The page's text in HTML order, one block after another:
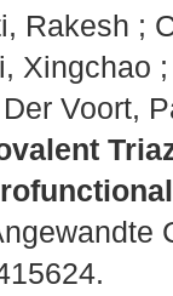
Rakesh ;
Xingchao
Voort,